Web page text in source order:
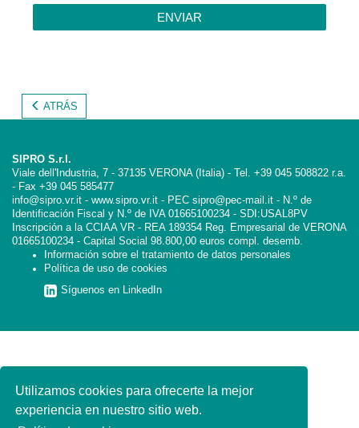
Utilizamos cookies para ofrecerte la mejor
experiencia en nuestro sitio web.
ENVIAR
ATRÁS
SIPRO S.r.l.
Viale dell'Industria, 7 - 37135 VERONA (Italia) - Tel. +39 045 508822 r.a.
- Fax +39 045 585477
info@sipro.vr.it - www.sipro.vr.it - PEC sipro@pec-mail.it - N.º de
Identificación Fiscal y N.º de IVA 01665100234 - SDI:USAL8PV
Inscripción a la CCIAA VR - REA 189354 Reg. Empresarial de VERONA
01665100234 - Capital Social 98.800,00 euros compl. desemb.
Información sobre el tratamiento de datos personales
Política de uso de cookies
Síguenos en LinkedIn